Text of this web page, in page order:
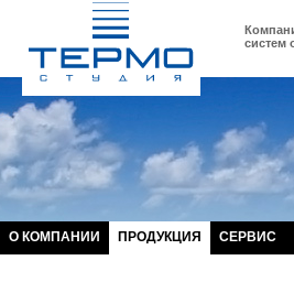
систем
О КОМПАНИИ ПРОДУКЦИЯ СЕРВИС